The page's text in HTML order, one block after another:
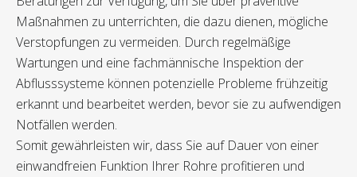
Maßnahmen zu unterrichten, die dazu dienen, mögliche
Verstopfungen zu vermeiden. Durch regelmäßige
Wartungen und eine fachmännische Inspektion der
Abflusssysteme können potenzielle Probleme frühzeitig
erkannt und bearbeitet werden, bevor sie zu aufwendigen
Notfällen werden.
Somit gewährleisten wir, dass Sie auf Dauer von einer
einwandfreien Funktion Ihrer Rohre profitieren und